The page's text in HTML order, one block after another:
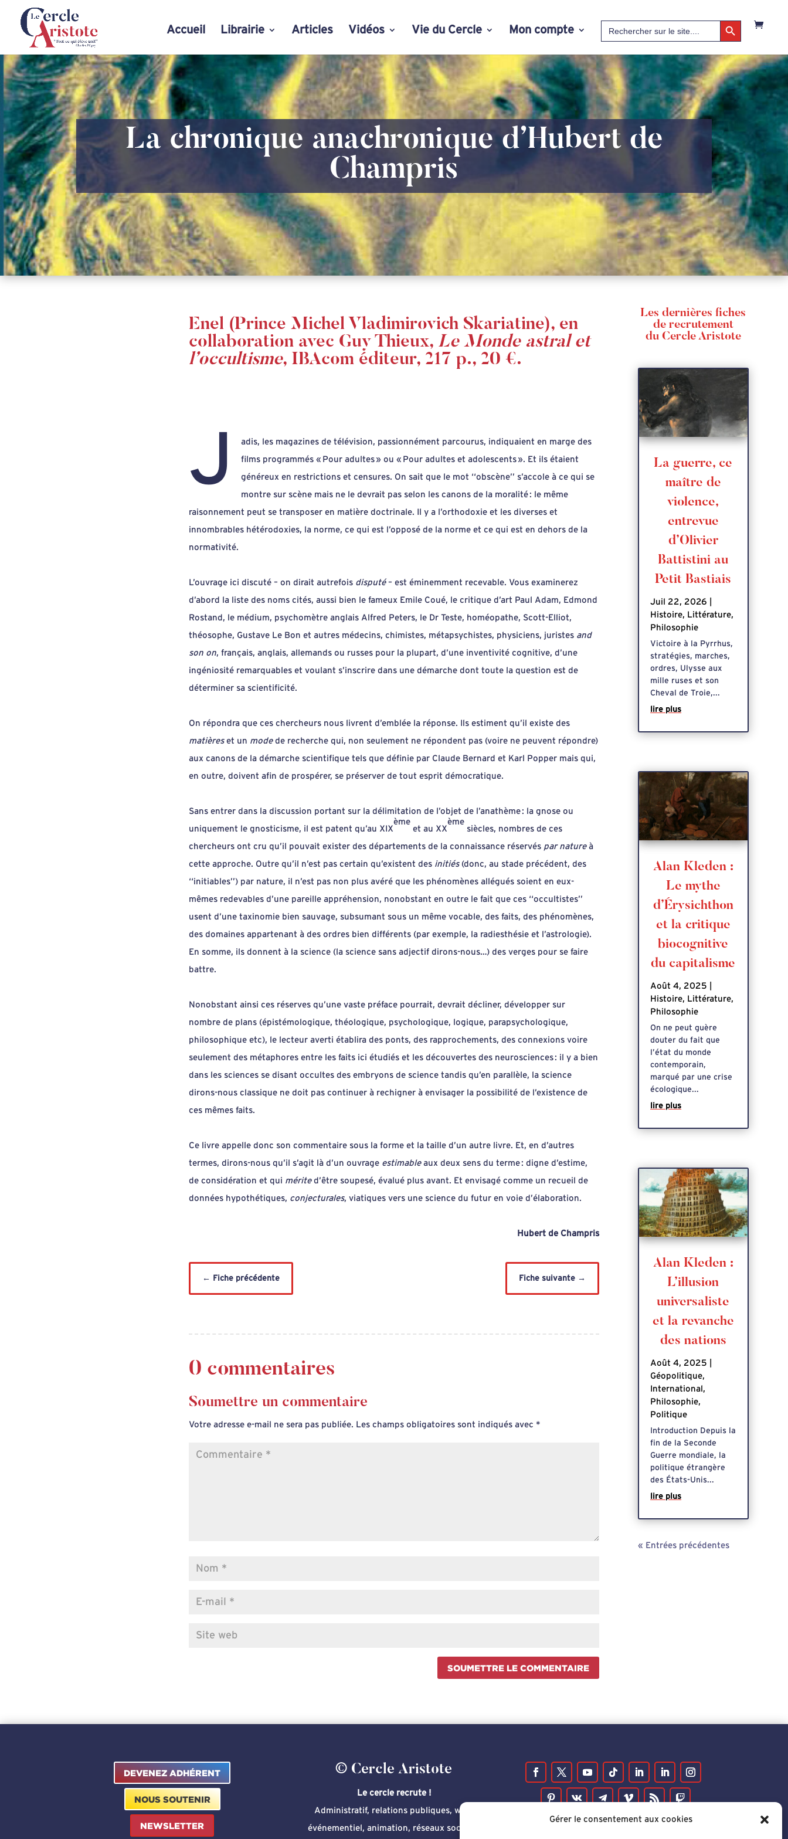
Gérer le consentement aux cookies
Accueil Librairie Articles Vidéos Vie du Cercle Mon compte
for:
Search Button
La chronique anachronique d’Hubert de
Champris
Enel (Prince Michel Vladimirovich Skariatine), en
collaboration avec Guy Thieux, Le Monde astral et
l’occultisme, IBAcom éditeur, 217 p., 20 €.
J
adis, les magazines de télévision, passionnément parcourus, indiquaient en marge des
films programmés « Pour adultes » ou « Pour adultes et adolescents ». Et ils étaient
généreux en restrictions et censures. On sait que le mot ‘‘obscène’’ s’accole à ce qui se
montre sur scène mais ne le devrait pas selon les canons de la moralité : le même
raisonnement peut se transposer en matière doctrinale. Il y a l’orthodoxie et les diverses et
innombrables hétérodoxies, la norme, ce qui est l’opposé de la norme et ce qui est en dehors de la
normativité.
L’ouvrage ici discuté – on dirait autrefois disputé– est éminemment recevable. Vous examinerez
d’abord la liste des noms cités, aussi bien le fameux Emile Coué, le critique d’art Paul Adam, Edmond
Rostand, le médium, psychomètre anglais Alfred Peters, le Dr Teste, homéopathe, Scott-Elliot,
théosophe, Gustave Le Bon et autres médecins, chimistes, métapsychistes, physiciens, juristes and
son on, français, anglais, allemands ou russes pour la plupart, d’une inventivité cognitive, d’une
ingéniosité remarquables et voulant s’inscrire dans une démarche dont toute la question est de
déterminer sa scientificité.
On répondra que ces chercheurs nous livrent d’emblée la réponse. Ils estiment qu’il existe des
matièreset un modede recherche qui, non seulement ne répondent pas (voire ne peuvent répondre)
aux canons de la démarche scientifique tels que définie par Claude Bernard et Karl Popper mais qui,
en outre, doivent afin de prospérer, se préserver de tout esprit démocratique.
Sans entrer dans la discussion portant sur la délimitation de l’objet de l’anathème : la gnose ou
uniquement le gnosticisme, il est patent qu’au XIX
ème
et au XX
ème
siècles, nombres de ces
chercheurs ont cru qu’il pouvait exister des départements de la connaissance réservés par natureà
cette approche. Outre qu’il n’est pas certain qu’existent des initiés (donc, au stade précédent, des
‘‘initiables’’) par nature, il n’est pas non plus avéré que les phénomènes allégués soient en eux-
mêmes redevables d’une pareille appréhension, nonobstant en outre le fait que ces ‘‘occultistes’’
usent d’une taxinomie bien sauvage, subsumant sous un même vocable, des faits, des phénomènes,
des domaines appartenant à des ordres bien différents (par exemple, la radiesthésie et l’astrologie).
En somme, ils donnent à la science (la science sans adjectif dirons-nous…) des verges pour se faire
battre.
Nonobstant ainsi ces réserves qu’une vaste préface pourrait, devrait décliner, développer sur
nombre de plans (épistémologique, théologique, psychologique, logique, parapsychologique,
philosophique etc), le lecteur averti établira des ponts, des rapprochements, des connexions voire
seulement des métaphores entre les faits ici étudiés et les découvertes des neurosciences : il y a bien
dans les sciences se disant occultes des embryons de science tandis qu’en parallèle, la science
dirons-nous classique ne doit pas continuer à rechigner à envisager la possibilité de l’existence de
ces mêmes faits.
Ce livre appelle donc son commentaire sous la forme et la taille d’un autre livre. Et, en d’autres
termes, dirons-nous qu’il s’agit là d’un ouvrage estimableaux deux sens du terme : digne d’estime,
de considération et qui mérited’être soupesé, évalué plus avant. Et envisagé comme un recueil de
données hypothétiques, conjecturales, viatiques vers une science du futur en voie d’élaboration.
Hubert de Champris
← Fiche précédente Fiche suivante→
0 commentaires
Soumettre un commentaire
Votre adresse e-mail ne sera pas publiée. Les champs obligatoires sont indiqués avec *
SOUMETTRE LE COMMENTAIRE
Les dernières fiches
de recrutement
du Cercle Aristote
La guerre, ce
maître de
violence,
entrevue
d’Olivier
Battistini au
Petit Bastiais
Juil 22, 2026
Histoire, Littérature,
Philosophie
Victoire à la Pyrrhus,
stratégies, marches,
ordres, Ulysse aux
mille ruses et son
Cheval de Troie,...
lire plus
Alan Kleden :
Le mythe
d’Érysichthon
et la critique
biocognitive
du capitalisme
Août 4, 2025
Histoire, Littérature,
Philosophie
On ne peut guère
douter du fait que
l’état du monde
contemporain,
marqué par une crise
écologique...
lire plus
Alan Kleden :
L’illusion
universaliste
et la revanche
des nations
Août 4, 2025
Géopolitique,
International ,
Philosophie,
Politique
Introduction Depuis la
fin de la Seconde
Guerre mondiale, la
politique étrangère
des États-Unis...
lire plus
« Entrées précédentes
DEVENEZ ADHÉRENT
NOUS SOUTENIR
NEWSLETTER
© Cercle Aristote
Le cercle recrute !
Administratif, relations publiques, web,
événementiel, animation, réseaux sociaux,